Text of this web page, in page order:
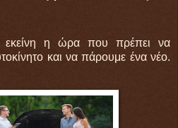
εκείνη η ώρα που πρέπει να
και να πάρουμε ένα νέο.